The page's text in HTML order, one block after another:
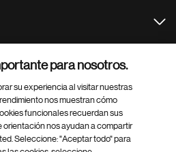
para nosotros.
su experiencia al visitar nuestras
nos muestran cómo
funcionales recuerdan sus
orientación nos ayudan a compartir
Seleccione: "Aceptar todo" para